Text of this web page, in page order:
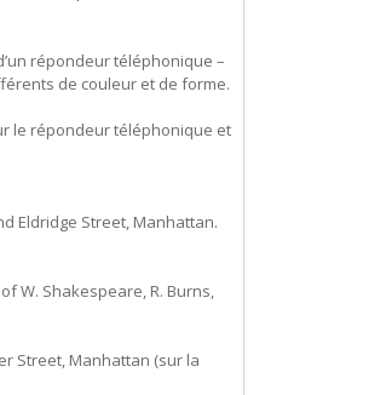
répondeur téléphonique –
de couleur et de forme.
le répondeur téléphonique et
Eldridge Street, Manhattan.
W. Shakespeare, R. Burns,
Street, Manhattan (sur la